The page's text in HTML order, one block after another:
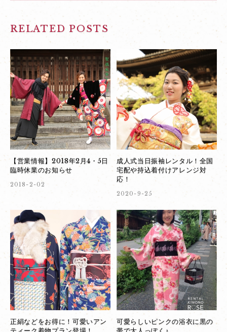
RELATED POSTS
【営業情報】2018年2月4・5日
臨時休業のお知らせ
2018-2-02
成人式当日振袖レンタル！全国
宅配や持込着付けアレンジ対
応！
2020-9-25
正絹などをお得に！可愛いアン
可愛らしいピンクの浴衣に黒の